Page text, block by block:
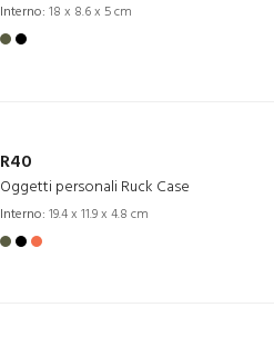
Interno: 18 x 8.6 x 5 cm
R40
Oggetti personali Ruck Case
Interno: 19.4 x 11.9 x 4.8 cm